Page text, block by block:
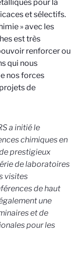
pour la
et sélectifs.
» avec les
est très
renforcer ou
qui nous
nos forces
de
a initié le
chimiques en
prestigieux
de laboratoires
visites
de haut
une
et de
pour les